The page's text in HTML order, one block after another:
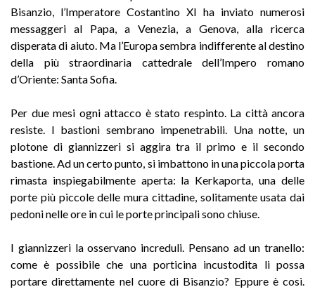
Bisanzio, l’Imperatore Costantino XI ha inviato numerosi
messaggeri al Papa, a Venezia, a Genova, alla ricerca
disperata di aiuto. Ma l’Europa sembra indifferente al destino
della più straordinaria cattedrale dell’Impero romano
d’Oriente: Santa Sofia.
Per due mesi ogni attacco è stato respinto. La città ancora
resiste. I bastioni sembrano impenetrabili. Una notte, un
plotone di giannizzeri si aggira tra il primo e il secondo
bastione. Ad un certo punto, si imbattono in una piccola porta
rimasta inspiegabilmente aperta: la Kerkaporta, una delle
porte più piccole delle mura cittadine, solitamente usata dai
pedoni nelle ore in cui le porte principali sono chiuse.
I giannizzeri la osservano increduli. Pensano ad un tranello:
come è possibile che una porticina incustodita li possa
portare direttamente nel cuore di Bisanzio? Eppure è così.